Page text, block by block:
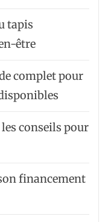
tapis
être
complet pour
conseils pour
financement